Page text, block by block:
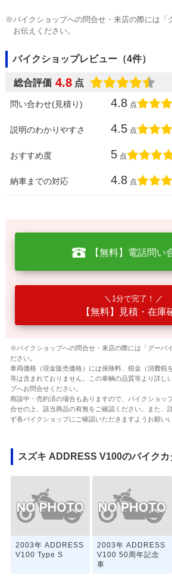
※バイクショップへの問合せ・来店の際には「
お伝えください。
バイクショップレビュー（4件）
総合評価 4.8 点
問い合わせ(見積り) 4.8 点
説明のわかりやすさ 4.5 点
おすすめ度 5 点
納車までの対応 4.8 点
【無料】電話問い
1分で完了！
【無料】見積・在庫
※バイクショップへの問合せ・来店の際には「グーバ
ださい。
車両価格（現金販売価格）には保険料、税金（消費税
等は含まれておりません。この車輌の品質等より詳し
プへお問合せください。
商談中・売約済の場合もありますので、バイクショッ
合せの上、該当商品の有無をご確認ください。また、
ず各バイクショップにご確認いただきますようお願い
スズキ ADDRESS V100のバイクカ
2003年 ADDRESS
V100 Type S
2003年 ADDRESS
V100 50周年記念
車